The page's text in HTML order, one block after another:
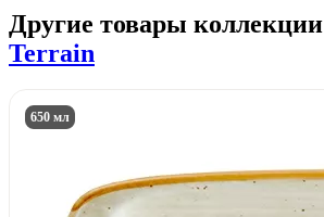
Другие товары коллекции
Terrain
650 мл